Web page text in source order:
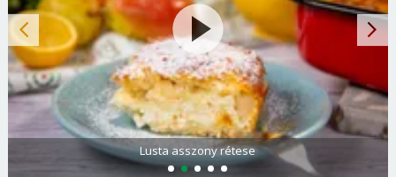
Spenótos palacsinta tejföllel töltve